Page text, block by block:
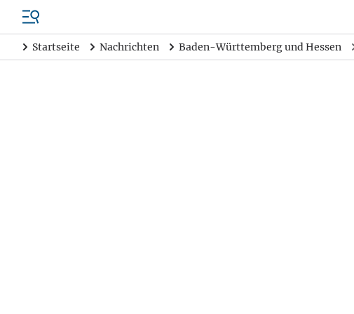
Startseite Nachrichten Baden-Württemberg und Hessen